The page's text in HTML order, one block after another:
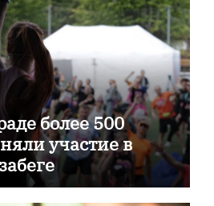
более 500
участие в